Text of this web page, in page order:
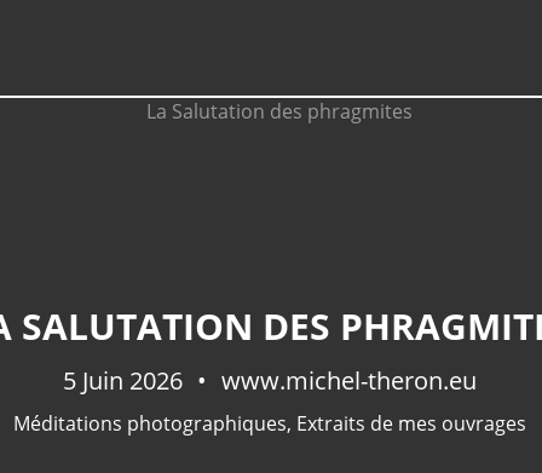
SALUTATION DES
5 Juin 2026 www.michel-theron.eu
Méditations photographiques, Extraits de mes ouvrages